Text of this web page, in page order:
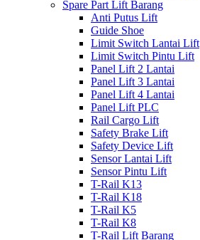
Spare Part Lift Barang
Anti Putus Lift
Guide Shoe
Limit Switch Lantai Lift
Limit Switch Pintu Lift
Panel Lift 2 Lantai
Panel Lift 3 Lantai
Panel Lift 4 Lantai
Panel Lift PLC
Rail Cargo Lift
Safety Brake Lift
Safety Device Lift
Sensor Lantai Lift
Sensor Pintu Lift
T-Rail K13
T-Rail K18
T-Rail K5
T-Rail K8
T-Rail Lift Barang